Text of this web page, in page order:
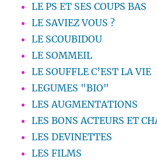
LE PS ET SES COUPS BAS
LE SAVIEZ VOUS ?
LE SCOUBIDOU
LE SOMMEIL
LE SOUFFLE C’EST LA VIE
LEGUMES "BIO"
LES AUGMENTATIONS
LES BONS ACTEURS ET
LES DEVINETTES
LES FILMS